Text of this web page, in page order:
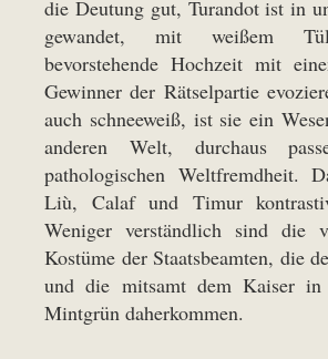
die Deutung gut, Turandot ist in
gewandet, mit weißem
bevorstehende Hochzeit mit
Gewinner der Rätselpartie
auch schneeweiß, ist sie ein
anderen Welt, durchaus
pathologischen Weltfremdheit.
Liù, Calaf und Timur
Weniger verständlich sind die
Kostüme der Staatsbeamten, die
und die mitsamt dem Kaiser in
Mintgrün daherkommen.